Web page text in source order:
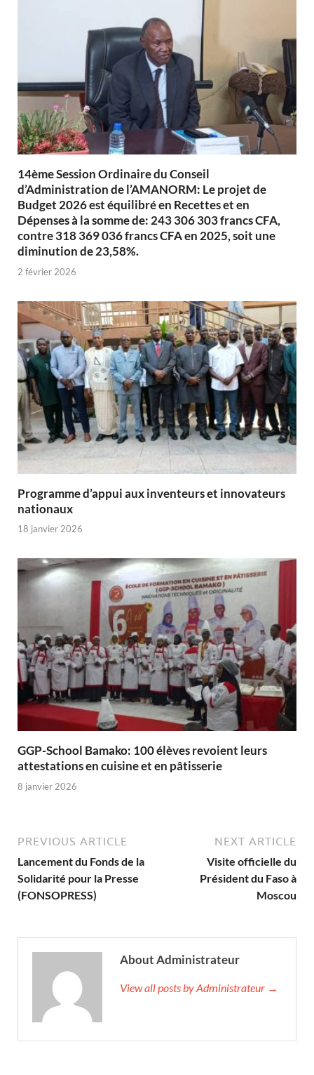
14ème Session Ordinaire du Conseil
d’Administration de l’AMANORM: Le projet de
Budget 2026 est équilibré en Recettes et en
Dépenses à la somme de: 243 306 303 francs CFA,
contre 318 369 036 francs CFA en 2025, soit une
diminution de 23,58%.
2 février 2026
Programme d’appui aux inventeurs et innovateurs
nationaux
18 janvier 2026
GGP-School Bamako: 100 élèves revoient leurs
attestations en cuisine et en pâtisserie
8 janvier 2026
PREVIOUS ARTICLE
Lancement du Fonds de la
Solidarité pour la Presse
(FONSOPRESS)
NEXT ARTICLE
Visite officielle du
Président du Faso à
Moscou
About Administrateur
View all posts by Administrateur →